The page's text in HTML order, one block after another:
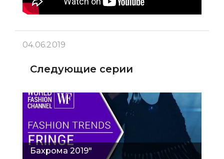
04.06.2019
Следующие серии
Бахрома 2019"